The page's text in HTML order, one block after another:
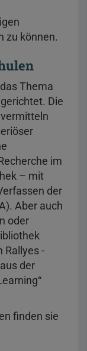
zu können.
Thema
Die
im
– mit
der
Aber auch
oder
Rallyes -
der
finden sie